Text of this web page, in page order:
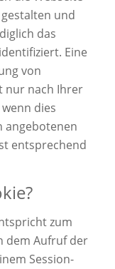
und
das
Eine
von
nur nach Ihrer
dies
angebotenen
entsprechend
zum
dem Aufruf der
Session-